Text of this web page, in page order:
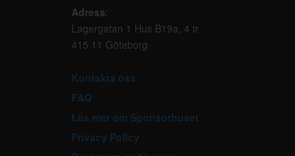
Adress:
Lagergatan 1 Hus B19a, 4 tr
415 11 Göteborg
Kontakta oss
FAQ
Läs mer om Sponsorhuset
Privacy Policy